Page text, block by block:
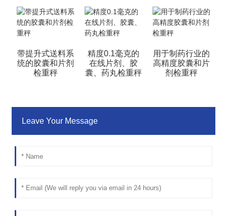
带提升式送料系
统的胶囊和片剂
检重秤
精度0.1毫克的
在线片剂、胶
囊、药丸检重秤
用于制药行业的
高精度胶囊和片
剂检重秤
Leave Your Message